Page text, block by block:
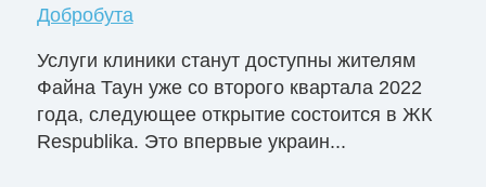
Добробута
Услуги клиники станут доступны жителям
Файна Таун уже со второго квартала 2022
года, следующее открытие состоится в ЖК
Respublika. Это впервые украин...